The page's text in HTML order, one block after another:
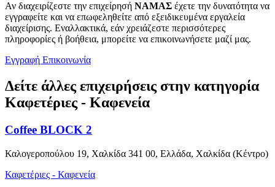
Αν διαχειρίζεστε την επιχείρησή ΝΑΜΑΣ έχετε την δυνατότητα να
εγγραφείτε και να επωφεληθείτε από εξειδικευμένα εργαλεία
διαχείρισης. Εναλλακτικά, εάν χρειάζεστε περισσότερες
πληροφορίες ή βοήθεια, μπορείτε να επικοινωνήσετε μαζί μας.
Εγγραφή Επικοινωνία
Δείτε άλλες επιχειρήσεις στην κατηγορία
Καφετέριες - Καφενεία
Coffee BLOCK 2
Καλογεροπούλου 19, Χαλκίδα 341 00, Ελλάδα, Χαλκίδα (Κέντρο)
Καφετέριες - Καφενεία